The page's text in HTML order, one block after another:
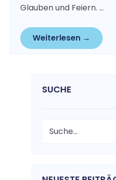
Glauben und Feiern. …
Weiterlesen →
SUCHE